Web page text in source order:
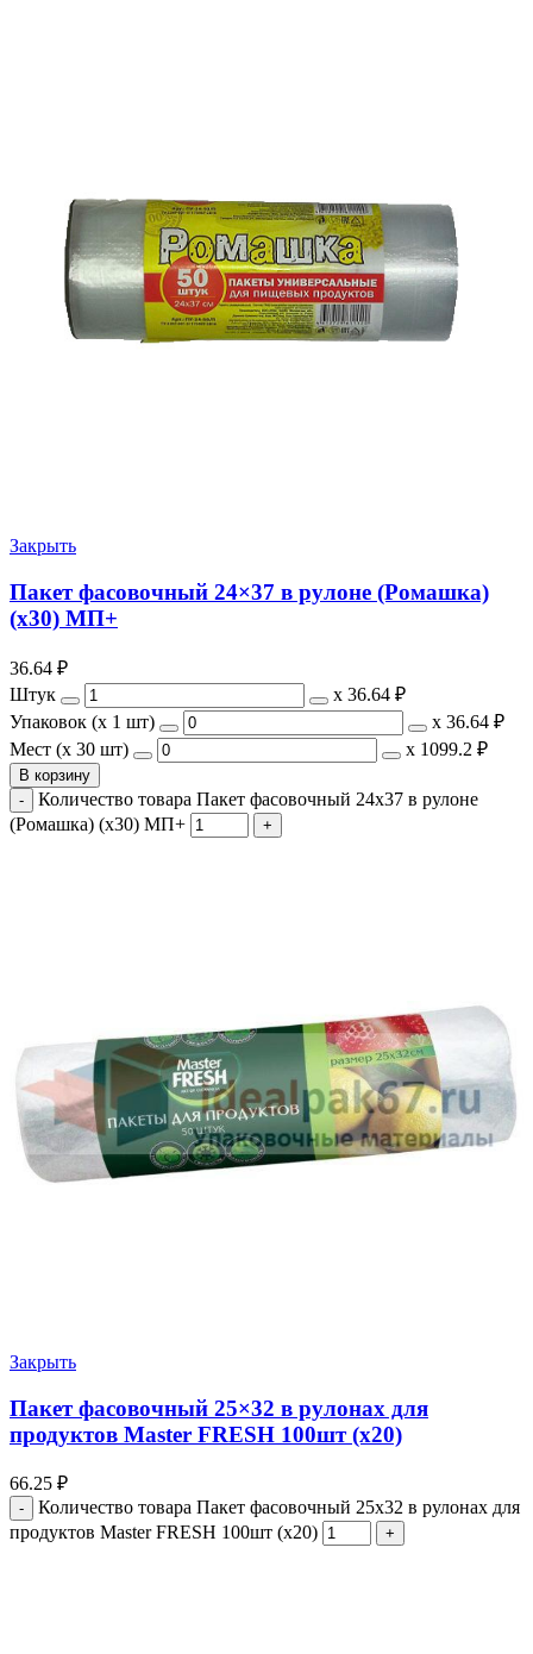
Закрыть
Пакет фасовочный 24×37 в рулоне (Ромашка)
(х30) МП+
36.64 ₽
Штук
х 36.64 ₽
Упаковок (x 1 шт)
х 36.64 ₽
Мест (x 30 шт)
х 1099.2 ₽
В корзину
Количество товара Пакет фасовочный 24x37 в рулоне
(Ромашка) (х30) МП+
Закрыть
Пакет фасовочный 25×32 в рулонах для
продуктов Master FRESH 100шт (х20)
66.25 ₽
Количество товара Пакет фасовочный 25x32 в рулонах для
продуктов Master FRESH 100шт (х20)